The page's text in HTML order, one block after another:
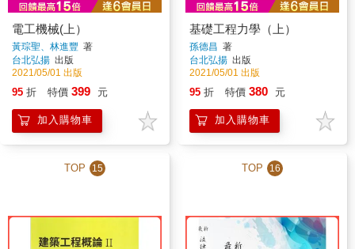
電工機械(上）
黃琮聖、林進豐 著
台北弘揚 出版
2021/05/01 出版
95 折 特價 399 元
加入購物車
基礎工程力學（上）
孫德昌 著
台北弘揚 出版
2021/05/01 出版
95 折 特價 380 元
加入購物車
TOP 15 TOP 16